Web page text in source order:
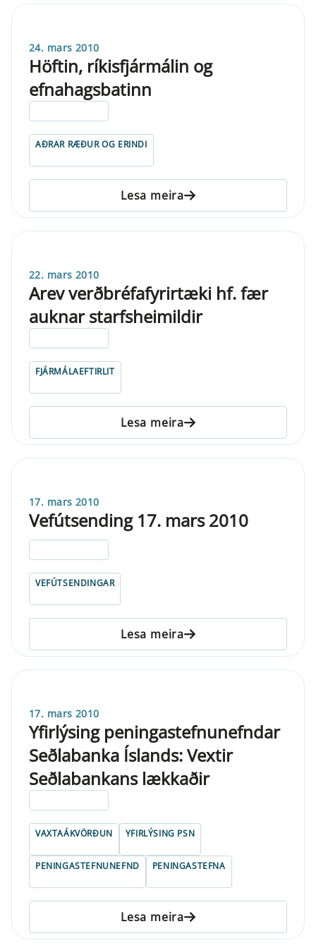
24. mars 2010
Höftin, ríkisfjármálin og
efnahagsbatinn
AÐRAR RÆÐUR OG ERINDI
Lesa meira
22. mars 2010
Arev verðbréfafyrirtæki hf. fær
auknar starfsheimildir
FJÁRMÁLAEFTIRLIT
Lesa meira
17. mars 2010
Vefútsending 17. mars 2010
VEFÚTSENDINGAR
Lesa meira
17. mars 2010
Yfirlýsing peningastefnunefndar
Seðlabanka Íslands: Vextir
Seðlabankans lækkaðir
VAXTAÁKVÖRÐUN YFIRLÝSING PSN
PENINGASTEFNUNEFND PENINGASTEFNA
Lesa meira